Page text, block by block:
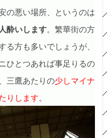
の悪い場所、というのは
酔いします。繁華街の方
る方も多いでしょうが、
ひとつあれば事足りるの
三鷹あたりの少しマイナ
りします。